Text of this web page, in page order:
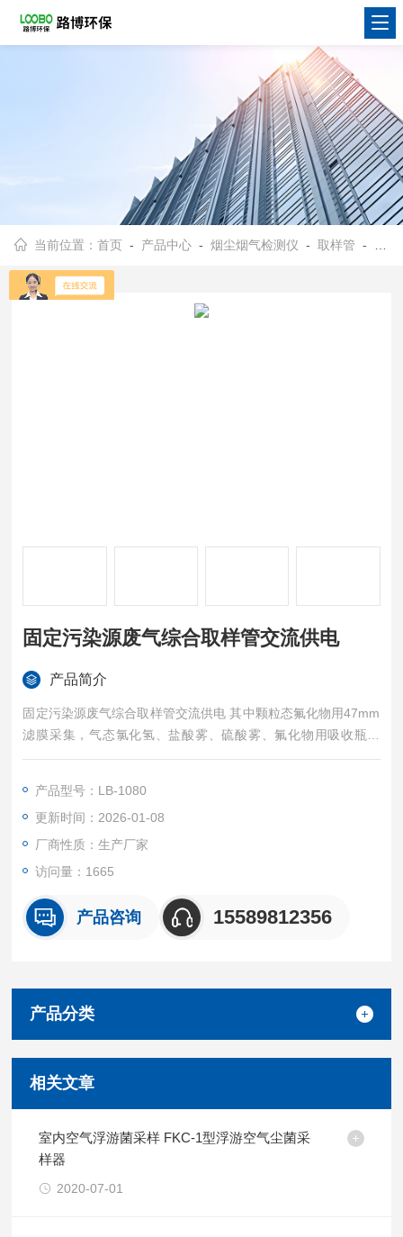
当前位置：首页 - 产品中心 -烟尘烟气检测仪 -取样管 - LB-1080固定污染源废气综合取样管交流供电
固定污染源废气综合取样管交流供电
产品简介
固定污染源废气综合取样管交流供电 其中颗粒态氟化物用47mm
滤膜采集，气态氯化氢、盐酸雾、硫酸雾、氟化物用吸收瓶采
集，采样同时可测烟气流速，烟温等参数。
产品型号：LB-1080
更新时间：2026-01-08
厂商性质：生产厂家
访问量：1665
产品咨询 15589812356
产品分类
相关文章
室内空气浮游菌采样 FKC-1型浮游空气尘菌采
样器
2020-07-01